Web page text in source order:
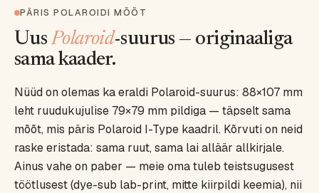
PÄRIS POLAROIDI MÕÕT
UusPolaroid-suurus — originaaliga
sama kaader.
Nüüd on olemas ka eraldi Polaroid-suurus: 88×107 mm
leht ruudukujulise 79×79 mm pildiga — täpselt sama
mõõt, mis päris Polaroid I-Type kaadril. Kõrvuti on neid
raske eristada: sama ruut, sama lai alläär allkirjale.
Ainus vahe on paber — meie oma tuleb teistsugusest
töötlusest (dye-sub lab-print, mitte kiirpildi keemia), nii